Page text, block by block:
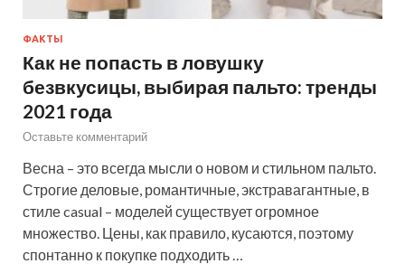
ФАКТЫ
Как не попасть в ловушку
безвкусицы, выбирая пальто: тренды
2021 года
Оставьте комментарий
Весна – это всегда мысли о новом и стильном пальто.
Строгие деловые, романтичные, экстравагантные, в
стиле casual – моделей существует огромное
множество. Цены, как правило, кусаются, поэтому
спонтанно к покупке подходить …